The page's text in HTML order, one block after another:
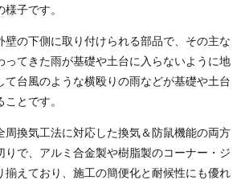
子です。
壁の下側に取り付けられる部品で、その主な
ってきた雨が基礎や土台に入らないように地
て台風のような横殴りの雨などが基礎や土台
とです。
周換気工法に対応した換気＆防鼠機能の両方
りで、アルミ合金製や樹脂製のコーナー・ジ
揃えており、施工の簡便化と耐候性にも優れ